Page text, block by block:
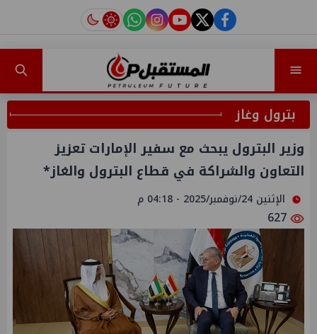
facebook
twitter
youtube
instagram
tiktok
بترول وغاز
وزير البترول يبحث مع سفير الإمارات تعزيز
التعاون والشراكة في قطاع البترول والغاز*
الإثنين 24/نوفمبر/2025 - 04:18 م